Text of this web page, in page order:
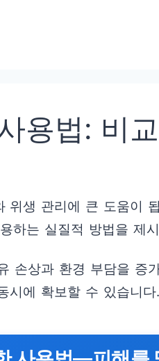
용법: 비
위생 관리에 큰 도움이
하는 실질적 방법을 제
손상과 환경 부담을
시에 확보할 수 있습니다.